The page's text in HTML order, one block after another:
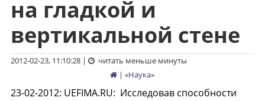
на гладкой и
вертикальной стене
2012-02-23, 11:10:28|
читать меньше минуты
| «Наука»
23-02-2012: UEFIMA.RU: Исследовав способности